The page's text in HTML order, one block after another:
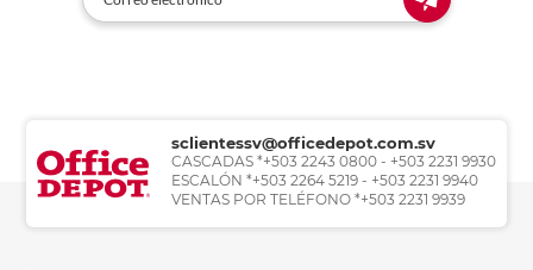
sclientessv@officedepot.com.sv
CASCADAS *+503 2243 0800 - +503 2231 9930
ESCALÓN *+503 2264 5219 - +503 2231 9940
VENTAS POR TELÉFONO *+503 2231 9939